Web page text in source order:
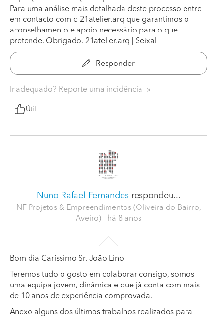
Para uma análise mais detalhada deste processo entre
em contacto com o 21atelier.arq que garantimos o
aconselhamento e apoio necessário para o que
pretende. Obrigado. 21atelier.arq | Seixal
Responder
Inadequado? Reporte uma incidência
Útil
Nuno Rafael Fernandesrespondeu...
NF Projetos & Empreendimentos (Oliveira do Bairro,
Aveiro) - há 8 anos
Bom dia Caríssimo Sr. João Lino
Teremos tudo o gosto em colaborar consigo, somos
uma equipa jovem, dinâmica e que já conta com mais
de 10 anos de experiência comprovada.
Anexo alguns dos últimos trabalhos realizados para